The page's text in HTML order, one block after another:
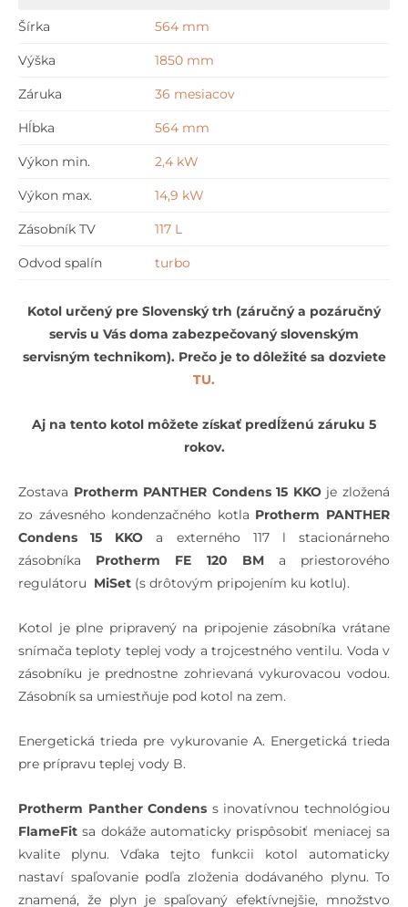
KKO
+
+
MiSet
Šírka 564 mm
Výška 1850 mm
Záruka 36 mesiacov
Hĺbka 564 mm
Výkon min. 2,4 kW
Výkon max. 14,9 kW
Zásobník TV 117 L
Odvod spalín turbo
Kotol určený pre Slovenský trh (záručný a pozáručný
servis u Vás doma zabezpečovaný slovenským
servisným technikom). Prečo je to dôležité sa dozviete
TU.
Aj na tento kotol môžete získať predĺženú záruku 5
rokov.
Zostava Protherm PANTHER Condens 15 KKOje zložená
zo závesného kondenzačného kotla Protherm PANTHER
Condens 15 KKO a externého 117 l stacionárneho
zásobníka Protherm FE 120 BM a priestorového
regulátoru MiSet (s drôtovým pripojením ku kotlu).
Kotol je plne pripravený na pripojenie zásobníka vrátane
snímača teploty teplej vody a trojcestného ventilu. Voda v
zásobníku je prednostne zohrievaná vykurovacou vodou.
Zásobník sa umiestňuje pod kotol na zem.
Energetická trieda pre vykurovanie A. Energetická trieda
pre prípravu teplej vody B.
Protherm Panther Condens s inovatívnou technológiou
FlameFit sa dokáže automaticky prispôsobiť meniacej sa
kvalite plynu. Vďaka tejto funkcii kotol automaticky
nastaví spaľovanie podľa zloženia dodávaného plynu. To
znamená, že plyn je spaľovaný efektívnejšie, množstvo